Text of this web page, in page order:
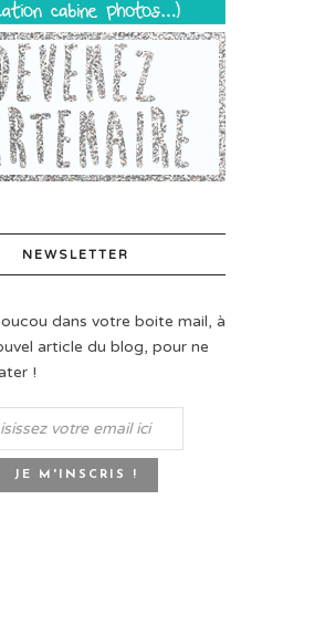
NEWSLETTER
dans votre boite mail, à
article du blog, pour ne
!